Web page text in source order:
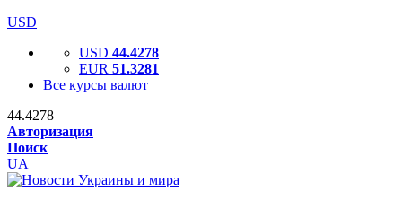
USD
USD 44.4278
EUR 51.3281
Все курсы валют
44.4278
Авторизация
Поиск
UA